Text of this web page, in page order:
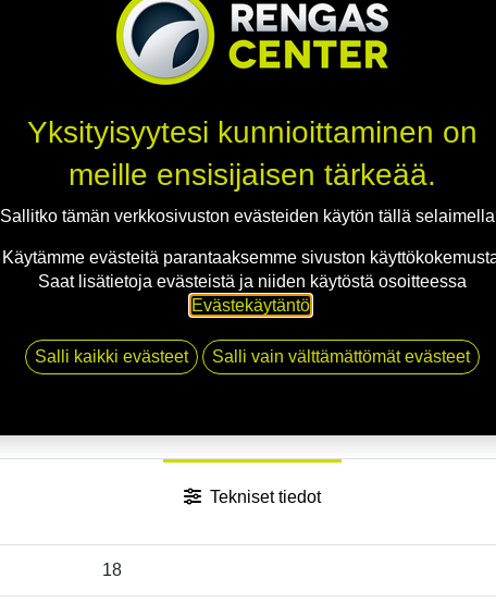
EAN:7332818106364
Tällä tuotteella ei ole
Jaa
Toimitusehdot
Tekniset tiedot
18
Yksityisyytesi kunnioittaminen on
meille ensisijaisen tärkeää.
Sallitko tämän verkkosivuston evästeiden käytön tällä
Käytämme evästeitä parantaaksemme sivuston
Saat lisätietoja evästeistä ja niiden käytöstä osoitteessa
Evästekäytäntö.
Salli kaikki evästeet Salli vain välttämättömät evästeet